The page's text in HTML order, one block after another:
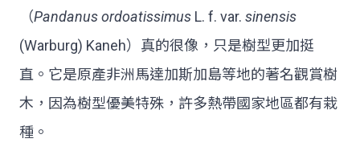
（Pandanus ordoatissimus L. f. var. sinensis
(Warburg) Kaneh）真的很像，只是樹型更加挺
直。它是原產非洲馬達加斯加島等地的著名觀賞樹
木，因為樹型優美特殊，許多熱帶國家地區都有栽
種。